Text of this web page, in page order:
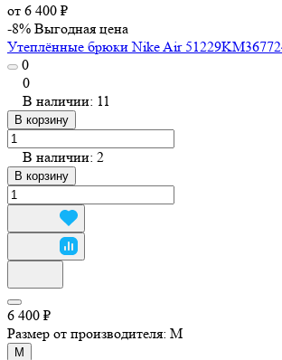
от 6 400 ₽
-8% Выгодная цена
Утеплённые брюки Nike Air
0
0
В наличии: 11
В корзину
В наличии: 2
В корзину
6 400 ₽
Размер от производителя: M
M